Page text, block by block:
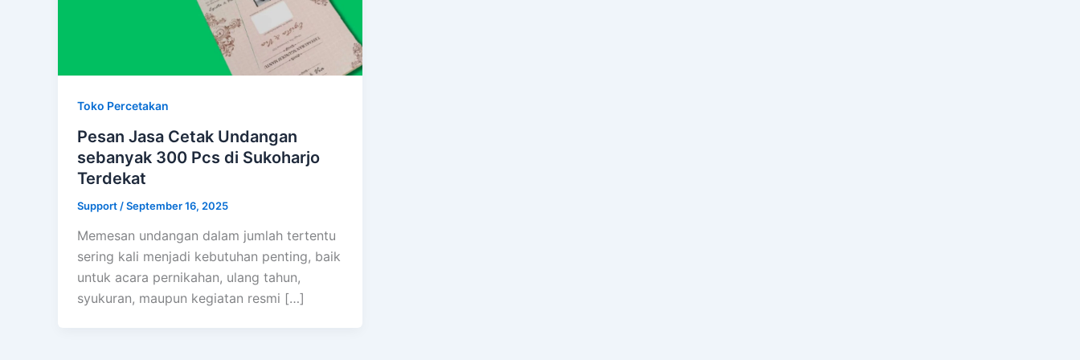
Toko Percetakan
Pesan Jasa Cetak Undangan
sebanyak 300 Pcs di Sukoharjo
Terdekat
Support /September 16, 2025
Memesan undangan dalam jumlah tertentu
sering kali menjadi kebutuhan penting, baik
untuk acara pernikahan, ulang tahun,
syukuran, maupun kegiatan resmi […]